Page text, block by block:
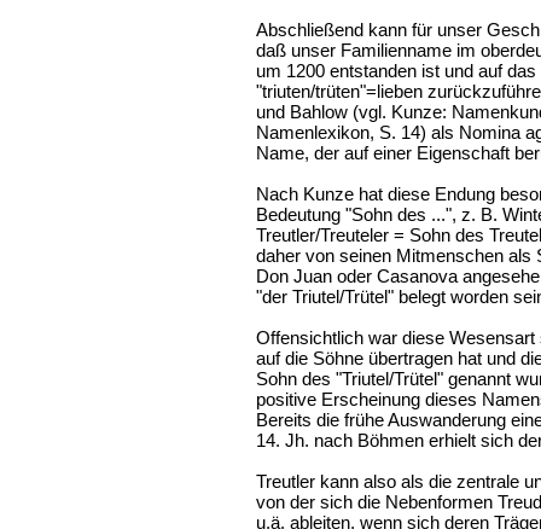
Abschließend kann für unser
daß unser Familienname im
um 1200 entstanden ist und auf
"triuten/trüten"=lieben
und Bahlow (vgl. Kunze:
Namenlexikon, S. 14) als Nomina
Name, der auf einer Eigenschaft
Nach Kunze hat diese Endung
Bedeutung "Sohn des ...", z. B.
Treutler/Treuteler = Sohn des
daher von seinen Mitmenschen als
Don Juan oder Casanova
"der Triutel/Trütel" belegt worden
Offensichtlich war diese
auf die Söhne übertragen hat und
Sohn des "Triutel/Trütel" genannt
positive Erscheinung dieses
Bereits die frühe Auswanderung
14. Jh. nach Böhmen erhielt sich
Treutler kann also als die zentrale
von der sich die Nebenformen
u.ä. ableiten, wenn sich deren